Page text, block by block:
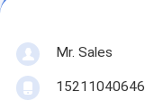
Mr. Sales
15211040646